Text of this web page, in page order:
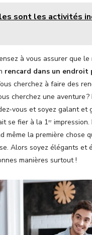
sont les activités
à vous assurer que
rencard dans un endroit
cherchez à faire des
cherchez une aventure ?
vous et soyez galant et
se fier à la 1ʳᵉ
même la première chose
Alors soyez élégants et
manières surtout !